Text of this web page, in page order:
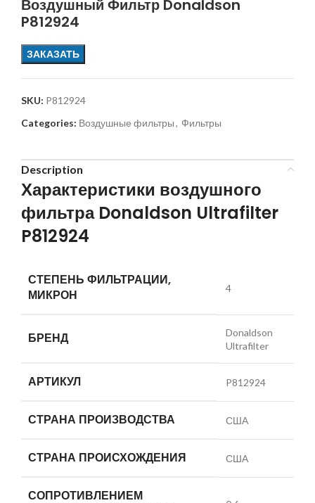
Воздушный Фильтр Donaldson
P812924
ЗАКАЗАТЬ
SKU: P812924
Categories: Воздушные фильтры, Фильтры
Description
Характеристики воздушного
фильтра Donaldson Ultrafilter
P812924
СТЕПЕНЬ ФИЛЬТРАЦИИ,
МИКРОН
4
БРЕНД
Donaldson
Ultrafilter
АРТИКУЛ P812924
СТРАНА ПРОИЗВОДСТВА США
СТРАНА ПРОИСХОЖДЕНИЯ США
СОПРОТИВЛЕНИЕМ